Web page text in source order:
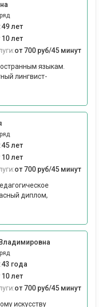
49 лет
10 лет
от 700 руб/45 минут
языкам.
лингвист-
45 лет
10 лет
от 700 руб/45 минут
диплом,
43 года
10 лет
от 700 руб/45 минут
искусству